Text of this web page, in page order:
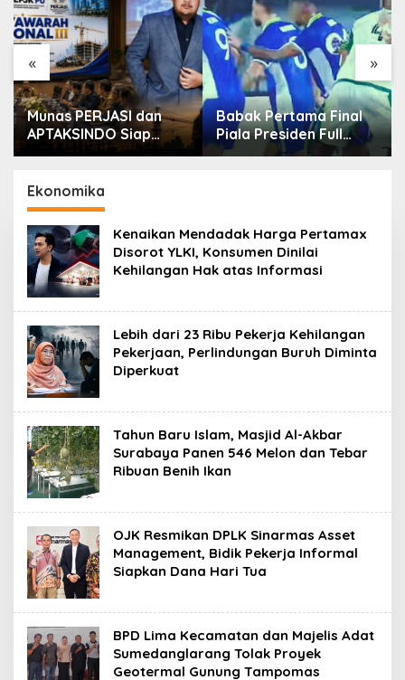
« »
Munas PERJASI dan
APTAKSINDO Siap
Digelar, Bahas
Revisi AD/ART
Babak Pertama Final
Piala Presiden Full
Tegang, Skor Masih
Ekonomika
Kenaikan Mendadak Harga Pertamax
Disorot YLKI, Konsumen Dinilai
Kehilangan Hak atas Informasi
Lebih dari 23 Ribu Pekerja Kehilangan
Pekerjaan, Perlindungan Buruh Diminta
Diperkuat
Tahun Baru Islam, Masjid Al-Akbar
Surabaya Panen 546 Melon dan Tebar
Ribuan Benih Ikan
OJK Resmikan DPLK Sinarmas Asset
Management, Bidik Pekerja Informal
Siapkan Dana Hari Tua
BPD Lima Kecamatan dan Majelis Adat
Sumedanglarang Tolak Proyek
Geotermal Gunung Tampomas